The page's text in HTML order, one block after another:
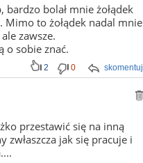
bolał mnie żołądek
Mimo to żołądek nadal mnie
zawsze.
o sobie znać.
skomentuj
2 0
przestawić się na inną
zwłaszcza jak się pracuje i